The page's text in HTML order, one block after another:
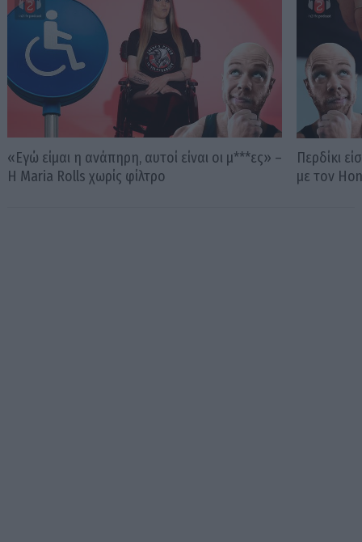
«Εγώ είμαι η ανάπηρη, αυτοί είναι οι μ***ες» –
Η Maria Rolls χωρίς φίλτρο
Περδίκι
με τον